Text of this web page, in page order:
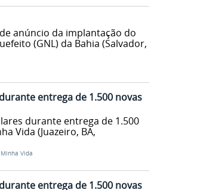
anúncio da implantação do
(GNL) da Bahia (Salvador,
entrega de 1.500 novas
durante entrega de 1.500
Vida (Juazeiro, BA,
Vida
entrega de 1.500 novas